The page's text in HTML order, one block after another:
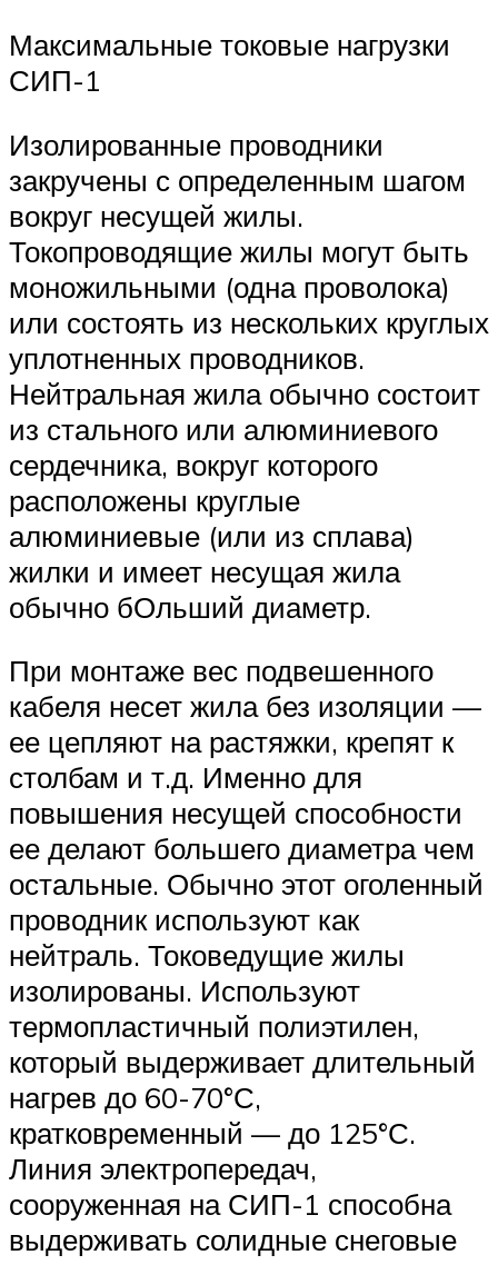
Максимальные токовые нагрузки
СИП-1
Изолированные проводники
закручены с определенным шагом
вокруг несущей жилы.
Токопроводящие жилы могут быть
моножильными (одна проволока)
или состоять из нескольких круглых
уплотненных проводников.
Нейтральная жила обычно состоит
из стального или алюминиевого
сердечника, вокруг которого
расположены круглые
алюминиевые (или из сплава)
жилки и имеет несущая жила
обычно бОльший диаметр.
При монтаже вес подвешенного
кабеля несет жила без изоляции —
ее цепляют на растяжки, крепят к
столбам и т.д. Именно для
повышения несущей способности
ее делают большего диаметра чем
остальные. Обычно этот оголенный
проводник используют как
нейтраль. Токоведущие жилы
изолированы. Используют
термопластичный полиэтилен,
который выдерживает длительный
нагрев до 60-70°С,
кратковременный — до 125°С.
Линия электропередач,
сооруженная на СИП-1 способна
выдерживать солидные снеговые